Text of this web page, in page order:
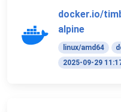
docker.io/
alpine
linux/amd64
2025-09-29